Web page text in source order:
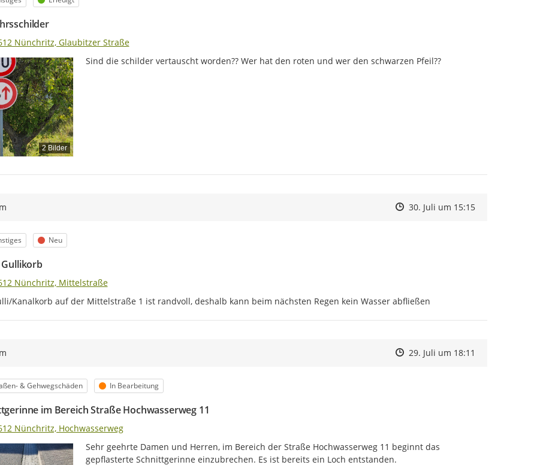
Nünchritz, Glaubitzer Straße
2 Bilder
Sind die schilder vertauscht worden?? Wer hat den roten und wer den schwarzen Pfeil??
Zeitpunkt des Erstellens
Zeitpunkt des Erstellens
30. Juli um 15:15Zur Äußerung
Status
Neu
Nünchritz, Mittelstraße
Kanalkorb auf der Mittelstraße 1 ist randvoll, deshalb kann beim nächsten Regen kein Wasser abfließen
Zeitpunkt des Erstellens
Zeitpunkt des Erstellens
29. Juli um 18:11
& Gehwegschäden Status
In Bearbeitung
im Bereich Straße Hochwasserweg 11
Nünchritz, Hochwasserweg
Sehr geehrte Damen und Herren, im Bereich der Straße Hochwasserweg 11 beginnt das
gepflasterte Schnittgerinne einzubrechen. Es ist bereits ein Loch entstanden.